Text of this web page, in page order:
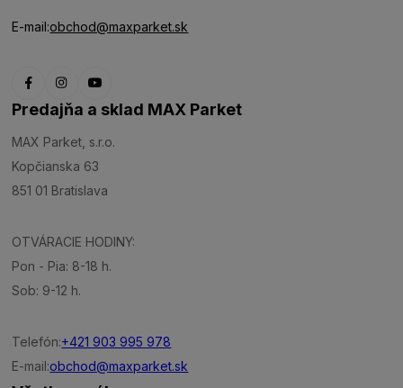
E-mail:obchod@maxparket.sk
Predajňa a sklad MAX Parket
MAX Parket, s.r.o.
Kopčianska 63
851 01 Bratislava
OTVÁRACIE HODINY:
Pon - Pia: 8-18 h.
Sob: 9-12 h.
Telefón:+421 903 995 978
E-mail:obchod@maxparket.sk